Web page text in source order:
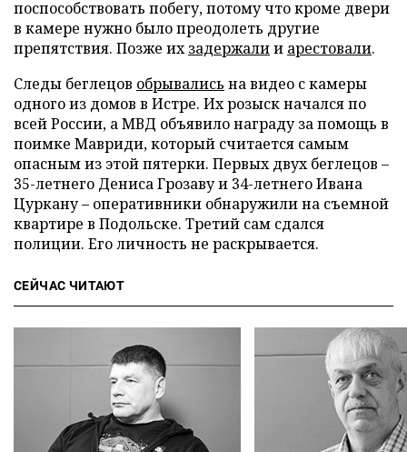
поспособствовать побегу, потому что кроме двери
в камере нужно было преодолеть другие
препятствия. Позже ихзадержалии арестовали.
Следы беглецов обрывались на видео с камеры
одного из домов в Истре. Их розыск начался по
всей России, а МВД объявило награду за помощь в
поимке Мавриди, который считается самым
опасным из этой пятерки. Первых двух беглецов –
35-летнего Дениса Грозаву и 34-летнего Ивана
Цуркану – оперативники обнаружили на съемной
квартире в Подольске. Третий сам сдался
полиции. Его личность не раскрывается.
СЕЙЧАС ЧИТАЮТ